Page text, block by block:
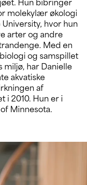
molekylær økologi
hvor hun
arter og andre
Med en
og samspillet
har Danielle
akvatiske
af
i 2010. Hun er i
Minnesota.